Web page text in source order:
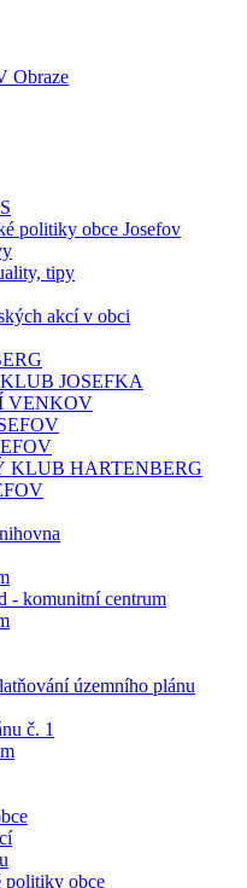
Obraze
politiky obce Josefov
tipy
akcí v obci
JOSEFKA
VENKOV
KLUB HARTENBERG
- komunitní centrum
územního plánu
č. 1
politiky obce